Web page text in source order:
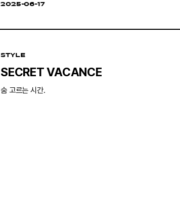
2025-06-17
STYLE
SECRET VACANCE
숨 고르는 시간.